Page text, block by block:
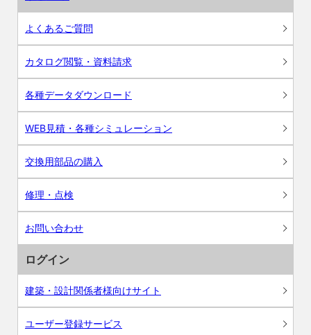
よくあるご質問
カタログ閲覧・資料請求
各種データダウンロード
WEB見積・各種シミュレーション
交換用部品の購入
修理・点検
お問い合わせ
ログイン
建築・設計関係者様向けサイト
ユーザー登録サービス